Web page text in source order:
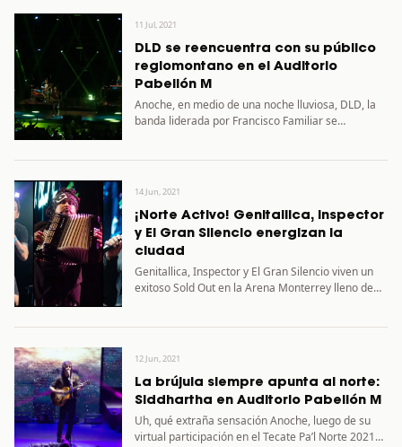
11 Jul, 2021
DLD se reencuentra con su público
regiomontano en el Auditorio
Pabellón M
Anoche, en medio de una noche lluviosa, DLD, la
banda liderada por Francisco Familiar se
14 Jun, 2021
¡Norte Activo! Genitallica, Inspector
y El Gran Silencio energizan la
ciudad
Genitallica, Inspector y El Gran Silencio viven un
exitoso Sold Out en la Arena Monterrey lleno de
12 Jun, 2021
La brújula siempre apunta al norte:
Siddhartha en Auditorio Pabellón M
Uh, qué extraña sensación Anoche, luego de su
virtual participación en el Tecate Pa’l Norte 2021